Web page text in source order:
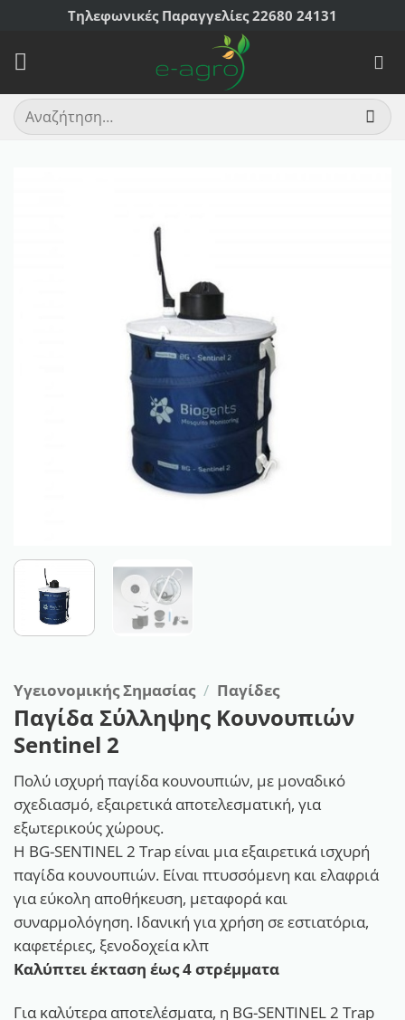
Μετάβαση
περιεχόμενο
Τηλεφωνικές Παραγγελίες 22680 24131
Αναζήτηση
για:
Υγειονομικής Σημασίας / Παγίδες
Παγίδα Σύλληψης Κουνουπιών
Sentinel 2
Πολύ ισχυρή παγίδα κουνουπιών, με μοναδικό
σχεδιασμό, εξαιρετικά αποτελεσματική, για
εξωτερικούς χώρους.
Η BG-SENTINEL 2 Trap είναι μια εξαιρετικά ισχυρή
παγίδα κουνουπιών. Είναι πτυσσόμενη και ελαφριά
για εύκολη αποθήκευση, μεταφορά και
συναρμολόγηση. Ιδανική για χρήση σε εστιατόρια,
καφετέριες, ξενοδοχεία κλπ
Καλύπτει έκταση έως 4 στρέμματα
Για καλύτερα αποτελέσματα, η BG-SENTINEL 2 Trap